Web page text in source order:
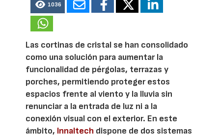
1036
Las cortinas de cristal se han consolidado
como una solución para aumentar la
funcionalidad de pérgolas, terrazas y
porches, permitiendo proteger estos
espacios frente al viento y la lluvia sin
renunciar a la entrada de luz ni a la
conexión visual con el exterior. En este
ámbito, Innaltech dispone de dos sistemas